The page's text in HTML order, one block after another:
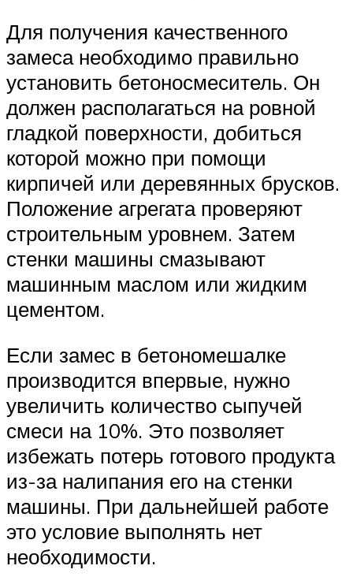
Для получения качественного
замеса необходимо правильно
установить бетоносмеситель. Он
должен располагаться на ровной
гладкой поверхности, добиться
которой можно при помощи
кирпичей или деревянных брусков.
Положение агрегата проверяют
строительным уровнем. Затем
стенки машины смазывают
машинным маслом или жидким
цементом.
Если замес в бетономешалке
производится впервые, нужно
увеличить количество сыпучей
смеси на 10%. Это позволяет
избежать потерь готового продукта
из-за налипания его на стенки
машины. При дальнейшей работе
это условие выполнять нет
необходимости.